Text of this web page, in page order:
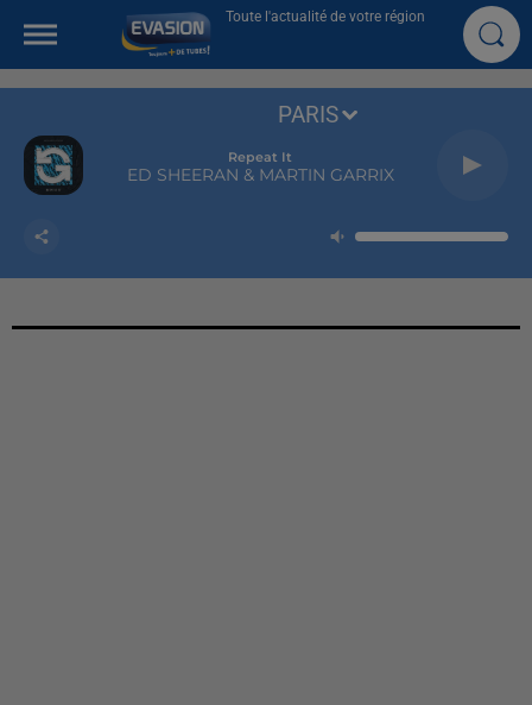
Toute l'actualité de votre région
Repeat It
ED SHEERAN & MARTIN GARRIX
PARIS